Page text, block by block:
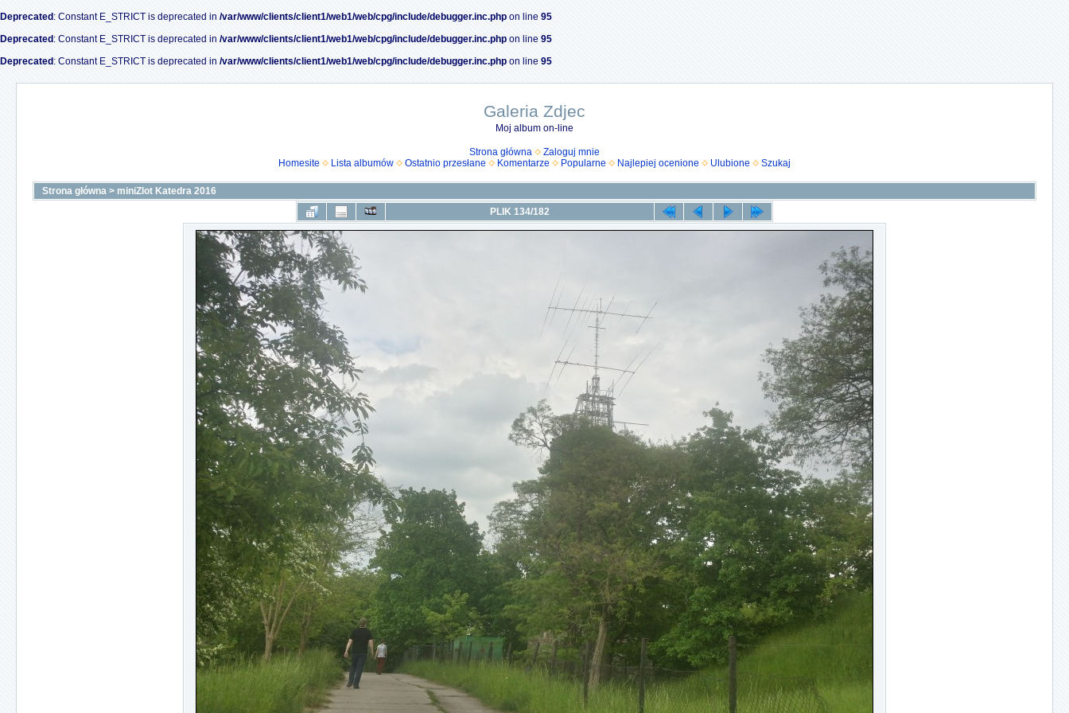
Deprecated : Constant E_STRICT is deprecated in /var/www/clients/client1/web1/web/cpg/include/debugger.inc.php on line 95
Deprecated : Constant E_STRICT is deprecated in /var/www/clients/client1/web1/web/cpg/include/debugger.inc.php on line 95
Deprecated : Constant E_STRICT is deprecated in /var/www/clients/client1/web1/web/cpg/include/debugger.inc.php on line 95
Galeria Zdjec
Moj album on-line
Strona główna
Zaloguj mnie
Homesite
Lista albumów Ostatnio przesłane Komentarze Popularne Najlepiej ocenione Ulubione Szukaj
Strona główna > miniZlot Katedra 2016
PLIK 134/182